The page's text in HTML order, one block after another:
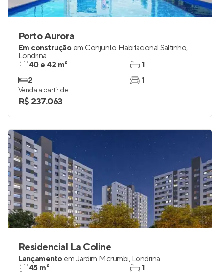
Porto Aurora
Em construção em Conjunto Habitacional Saltinho,
Londrina
40 e 42 m²
2
1
1
Venda a partir de
R$ 237.063
Residencial La Coline
Lançamento em Jardim Morumbi, Londrina
45 m²
1